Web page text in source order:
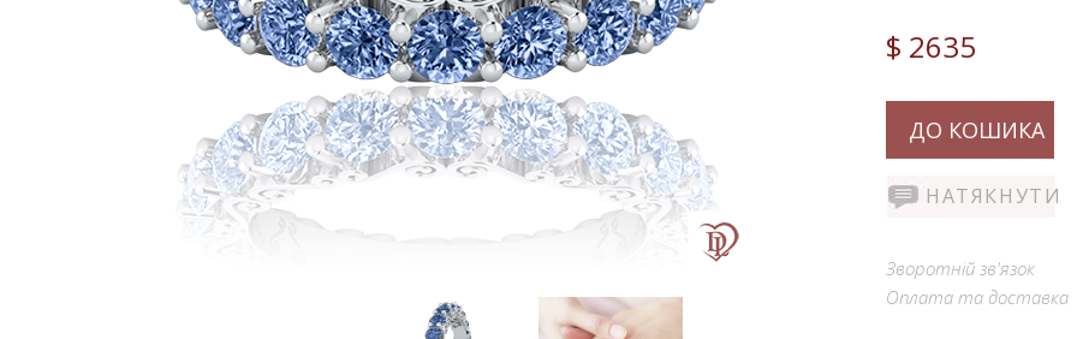
$ 2635
ДО КОШИКА
НАТЯКНУТИ
Зворотній зв'язок
Оплата та доставка